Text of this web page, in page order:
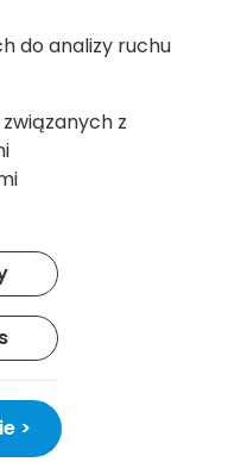
i jest wygodne
przestrzeni.
rozgałęźnik
działanie przez
i praktyczny
że jest to wygodne
zasilaniem
do analizy ruchu
z
>